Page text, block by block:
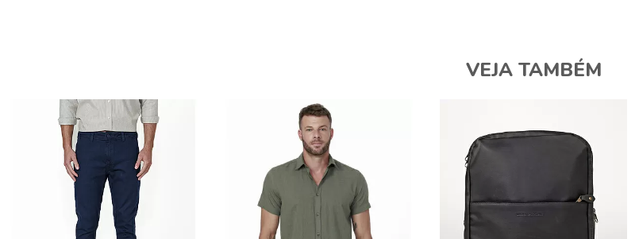
VEJA TAMBÉM